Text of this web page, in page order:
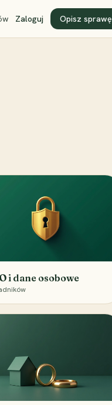
Zaloguj Opisz sprawę
i dane osobowe